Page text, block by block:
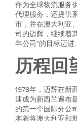
作为全球物流服务
代理服务，还提供
市，并在澳大利亚
司的迈辉，继续着
年公司”的目标迈进.
历程回
1978年，迈辉在新
速成为新西兰遍布
的第一个国际分公
本着将澳大利亚和